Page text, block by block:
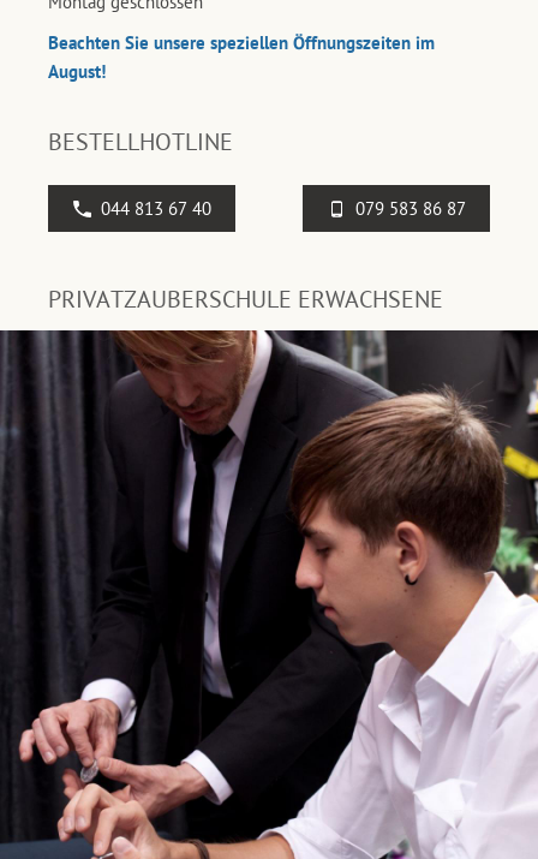
Beachten Sie unsere speziellen Öffnungszeiten im
August!
BESTELLHOTLINE
044 813 67 40 079 583 86 87
PRIVATZAUBERSCHULE ERWACHSENE